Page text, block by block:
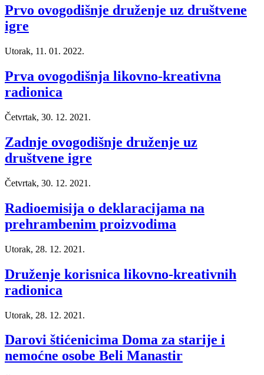
Prvo ovogodišnje druženje uz društvene
igre
Utorak, 11. 01. 2022.
Prva ovogodišnja likovno-kreativna
radionica
Četvrtak, 30. 12. 2021.
Zadnje ovogodišnje druženje uz
društvene igre
Četvrtak, 30. 12. 2021.
Radioemisija o deklaracijama na
prehrambenim proizvodima
Utorak, 28. 12. 2021.
Druženje korisnica likovno-kreativnih
radionica
Utorak, 28. 12. 2021.
Darovi štićenicima Doma za starije i
nemoćne osobe Beli Manastir